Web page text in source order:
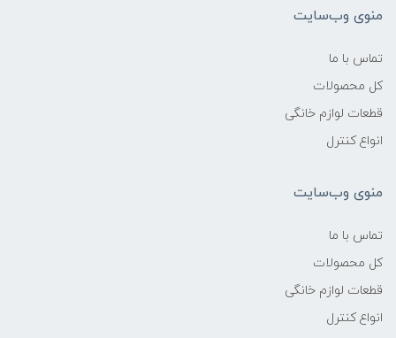
منوی وب‌سایت
تماس با ما
کل محصولات
قطعات لوازم خانگی
انواع کنترل
منوی وب‌سایت
تماس با ما
کل محصولات
قطعات لوازم خانگی
انواع کنترل